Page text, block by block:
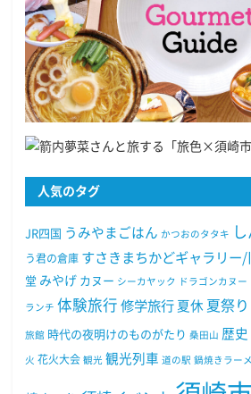
人気のタグ
JR四国 うみやまごはん かつおのタタキ
う君の倉庫 すさきまちかどギャラリー/
堂 みやげ カヌー シーカヤック ドラゴンカヌー
ランチ 体験旅行 修学旅行 夏休 夏祭り
旅館 時代の夜明けのものがたり 桑田山 歴史
火 花火大会 観光 観光列車 道の駅 鍋焼きラー